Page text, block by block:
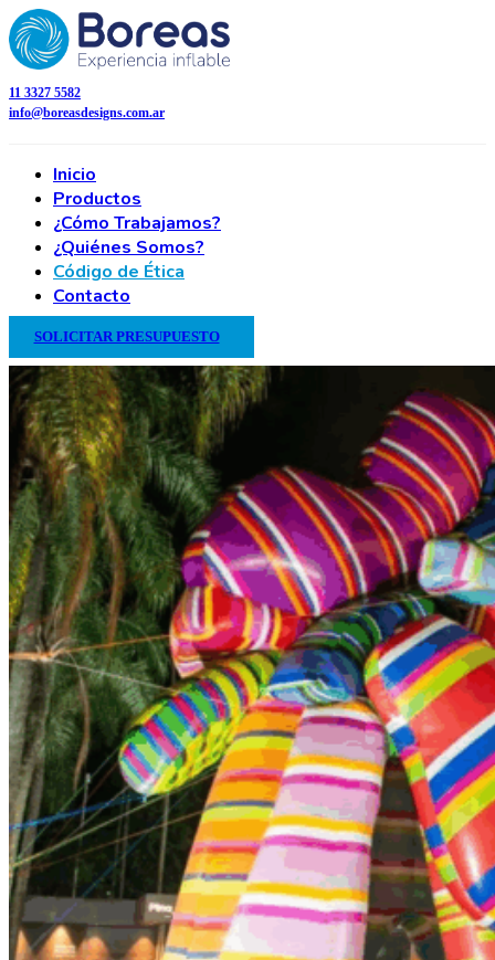
11 3327 5582
info@boreasdesigns.com.ar
Inicio
Productos
¿Cómo Trabajamos?
¿Quiénes Somos?
Código de Ética
Contacto
SOLICITAR PRESUPUESTO